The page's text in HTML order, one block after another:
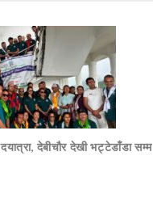
देबीचौर देखी भट्टेडाँडा सम्म